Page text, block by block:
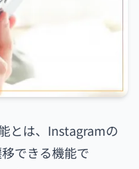
とは、Instagramの
できる機能で